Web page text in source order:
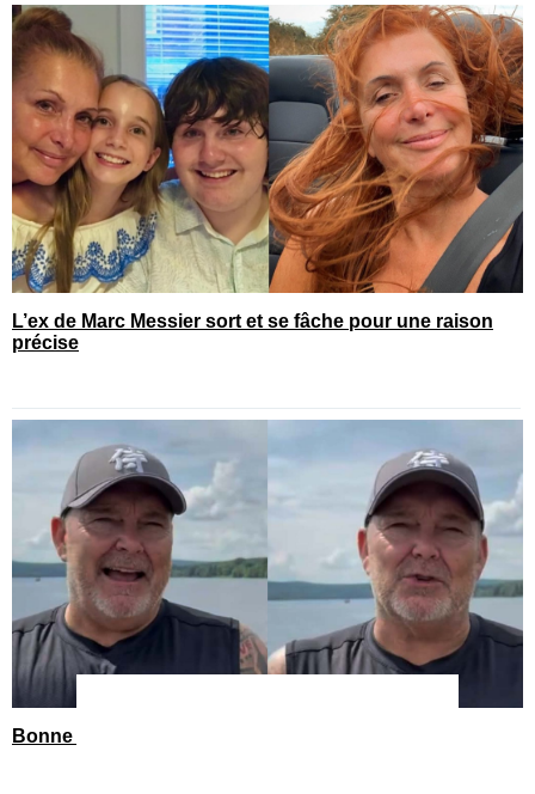
L’ex de Marc Messier sort et se fâche pour une raison
précise
Bonne nouvelle dans la vie de Jean-Michel Anctil